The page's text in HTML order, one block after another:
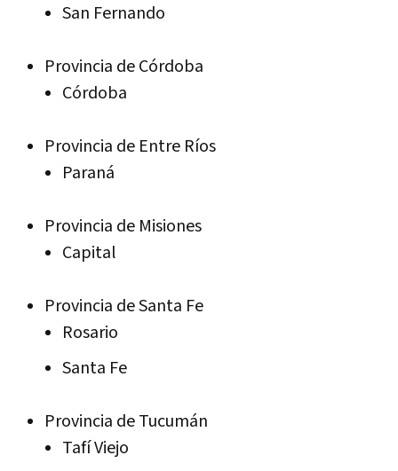
San Fernando
Provincia de Córdoba
Córdoba
Provincia de Entre Ríos
Paraná
Provincia de Misiones
Capital
Provincia de Santa Fe
Rosario
Santa Fe
Provincia de Tucumán
Tafí Viejo